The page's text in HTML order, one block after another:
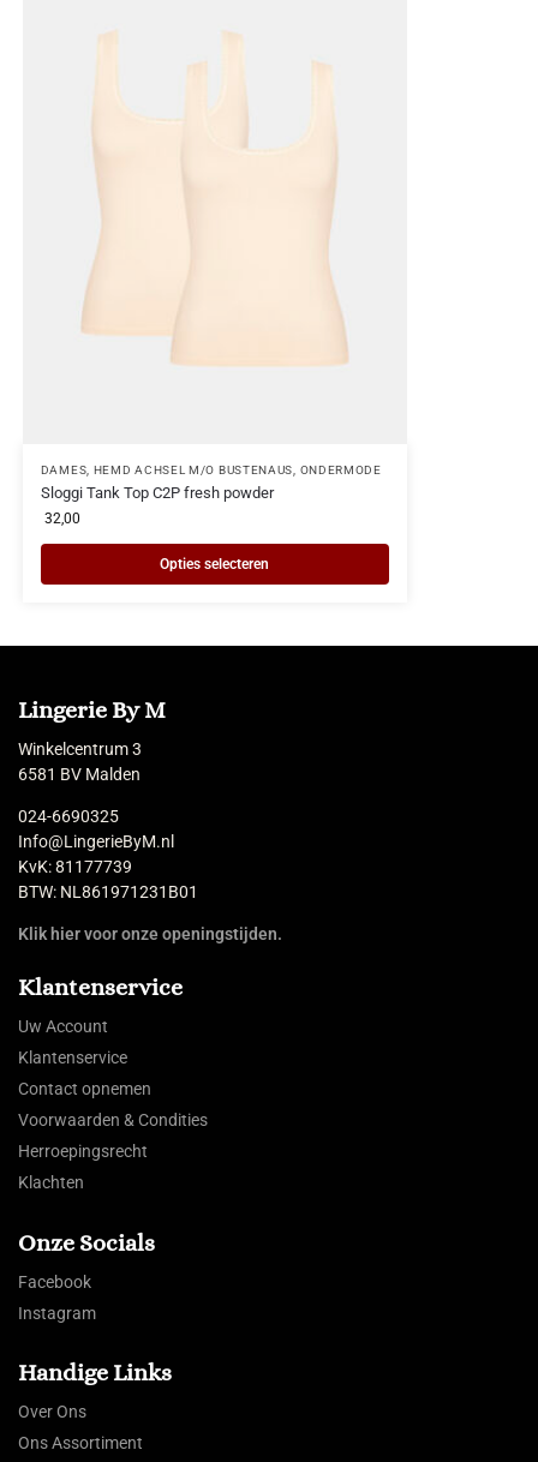
DAMES HEMD ACHSEL M/O BUSTENAUS ONDERMODE
Sloggi Tank Top C2P fresh powder
32,00
Opties selecteren
Lingerie By M
Winkelcentrum 3
6581 BV Malden
024-6690325
Info@LingerieByM.nl
KvK: 81177739
BTW: NL861971231B01
Klik hier voor onze openingstijden.
Klantenservice
Uw Account
Klantenservice
Contact opnemen
Voorwaarden & Condities
Herroepingsrecht
Klachten
Onze Socials
Facebook
Instagram
Handige Links
Over Ons
Ons Assortiment